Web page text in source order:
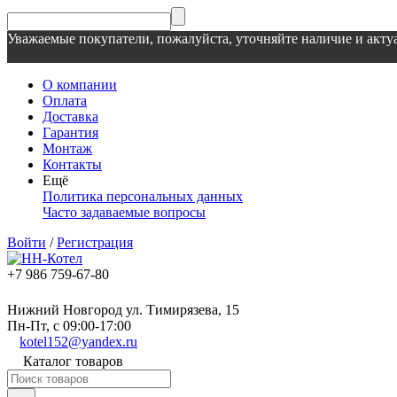
Уважаемые покупатели, пожалуйста, уточняйте наличие и
О компании
Оплата
Доставка
Гарантия
Монтаж
Контакты
Ещё
Политика персональных данных
Часто задаваемые вопросы
Войти /Регистрация
+7 986 759-67-80
Нижний Новгород ул. Тимирязева, 15
Пн-Пт, с 09:00-17:00
kotel152@yandex.ru
Каталог товаров